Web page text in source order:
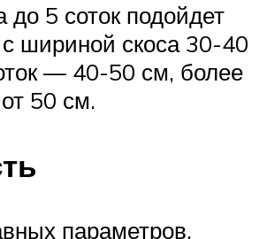
до 5 соток подойдет
с шириной скоса 30-40
— 40-50 см, более
50 см.
параметров,